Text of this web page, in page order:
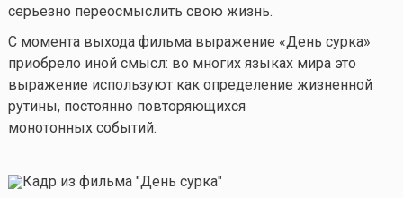
серьезно переосмыслить свою жизнь.
С момента выхода фильма выражение «День сурка»
приобрело иной смысл: во многих языках мира это
выражение используют как определение жизненной
рутины, постоянно повторяющихся
монотонных событий.